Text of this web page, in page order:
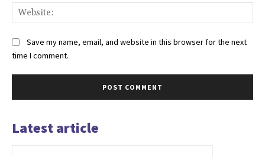
Save my name, email, and website in this browser for the next
time I comment.
Latest article